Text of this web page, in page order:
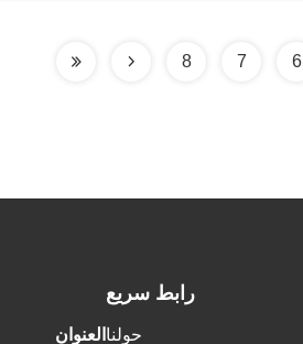
6
7
8
رابط سريع
حولنا العنوان